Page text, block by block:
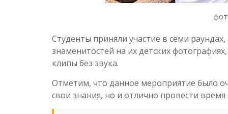
Студенты приняли участие в семи
знаменитостей на их детских
клипы без звука.
Отметим, что данное мероприятие было
свои знания, но и отлично провести время